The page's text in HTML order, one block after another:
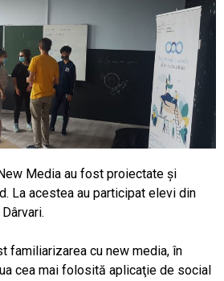
Media au fost proiectate și
La acestea au participat elevi din
familiarizarea cu new media, în
cea mai folosită aplicaţie de social